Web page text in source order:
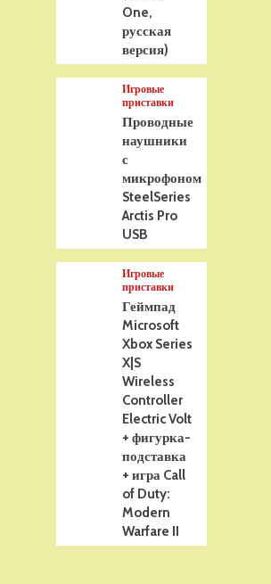
One,
русская
версия)
Игровые
приставки
Проводные
наушники
с
микрофоном
SteelSeries
Arctis Pro
USB
Игровые
приставки
Геймпад
Microsoft
Xbox Series
X|S
Wireless
Controller
Electric Volt
+ фигурка-
подставка
+ игра Call
of Duty:
Modern
Warfare II